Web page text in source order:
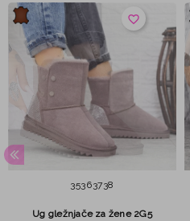
favorite_border
35363738
Ug gležnjače za žene 2G5